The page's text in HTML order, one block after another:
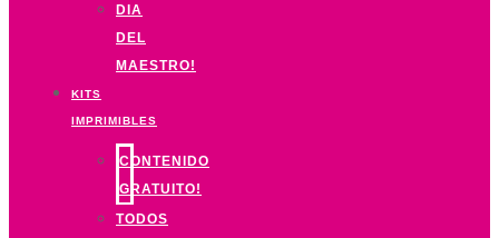
DIA
DEL
MAESTRO!
KITS
IMPRIMIBLES
CONTENIDO
GRATUITO!
TODOS